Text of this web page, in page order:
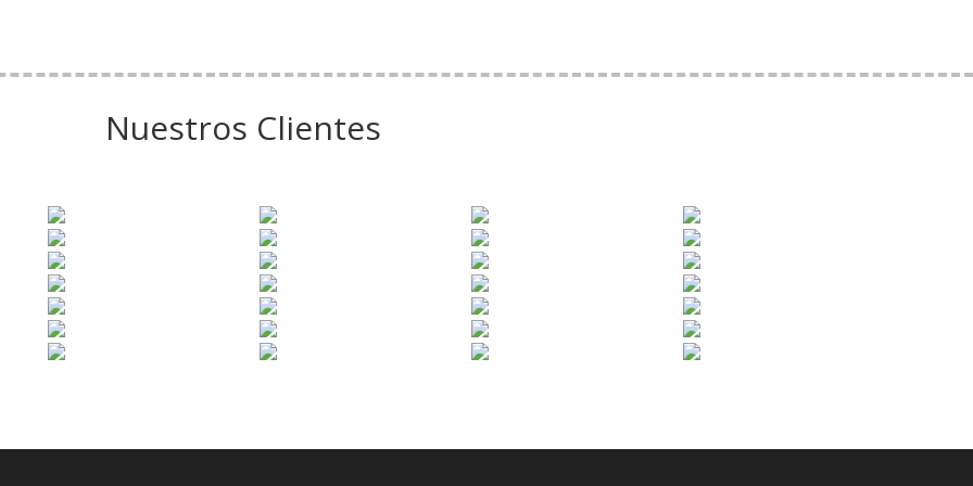
Nuestros Clientes